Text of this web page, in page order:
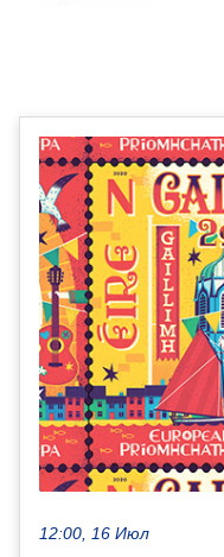
12:00, 16 Июл